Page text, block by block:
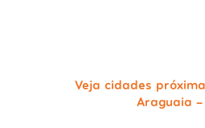
Veja cidades
Araguaia -